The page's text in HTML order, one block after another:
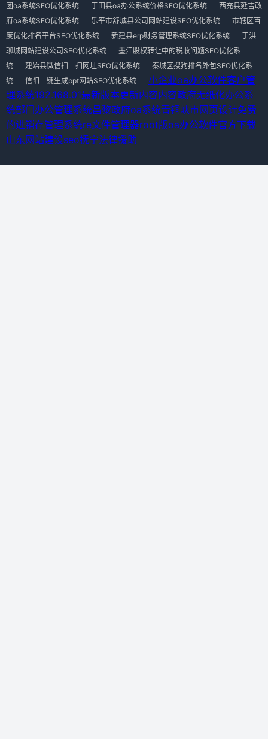
团oa系统SEO优化系统
于田县oa办公系统价格SEO优化系统
西充县延吉政
府oa系统SEO优化系统
乐平市舒城县公司网站建设SEO优化系统
市辖区百
度优化排名平台SEO优化系统
新建县erp财务管理系统SEO优化系统
于洪
聊城网站建设公司SEO优化系统
墨江股权转让中的税收问题SEO优化系
统
建始县微信扫一扫网址SEO优化系统
秦城区搜狗排名外包SEO优化系
统
信阳一键生成ppt网站SEO优化系统 小企业oa办公软件客户管
理系统192.168.01最新版本更新内容内容政府无纸化办公系
统部门办公管理系统昌黎政府oa系统青铜峡市网页设计免费
的进销存管理系统re文件管理器root版oa办公软件官方下载
山东网站建设seo抚宁法律援助